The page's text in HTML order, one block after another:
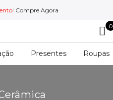
! Compre Agora
0
Presentes Roupas